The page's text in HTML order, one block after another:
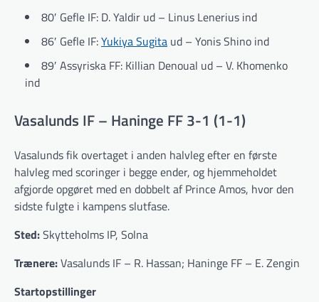
80′ Gefle IF: D. Yaldir ud – Linus Lenerius ind
86′ Gefle IF:Yukiya Sugita ud – Yonis Shino ind
89′ Assyriska FF: Killian Denoual ud – V. Khomenko
ind
Vasalunds IF – Haninge FF 3-1 (1-1)
Vasalunds fik overtaget i anden halvleg efter en første
halvleg med scoringer i begge ender, og hjemmeholdet
afgjorde opgøret med en dobbelt af Prince Amos, hvor den
sidste fulgte i kampens slutfase.
Sted:Skytteholms IP, Solna
Trænere:Vasalunds IF – R. Hassan; Haninge FF – E. Zengin
Startopstillinger